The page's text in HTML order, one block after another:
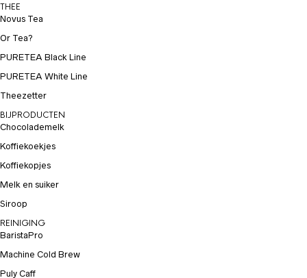
THEE
Novus Tea
Or Tea?
PURETEA Black Line
PURETEA White Line
Theezetter
BIJPRODUCTEN
Chocolademelk
Koffiekoekjes
Koffiekopjes
Melk en suiker
Siroop
REINIGING
BaristaPro
Machine Cold Brew
Puly Caff